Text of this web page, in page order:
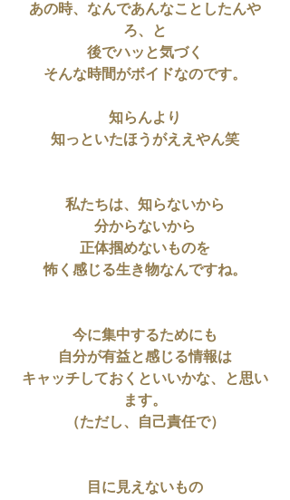
あの時、なんであんなことしたんや
ろ、と
後でハッと気づく
そんな時間がボイドなのです。
知らんより
知っといたほうがええやん笑
私たちは、知らないから
分からないから
正体掴めないものを
怖く感じる生き物なんですね。
今に集中するためにも
自分が有益と感じる情報は
キャッチしておくといいかな、と思い
ます。
（ただし、自己責任で）
目に見えないもの